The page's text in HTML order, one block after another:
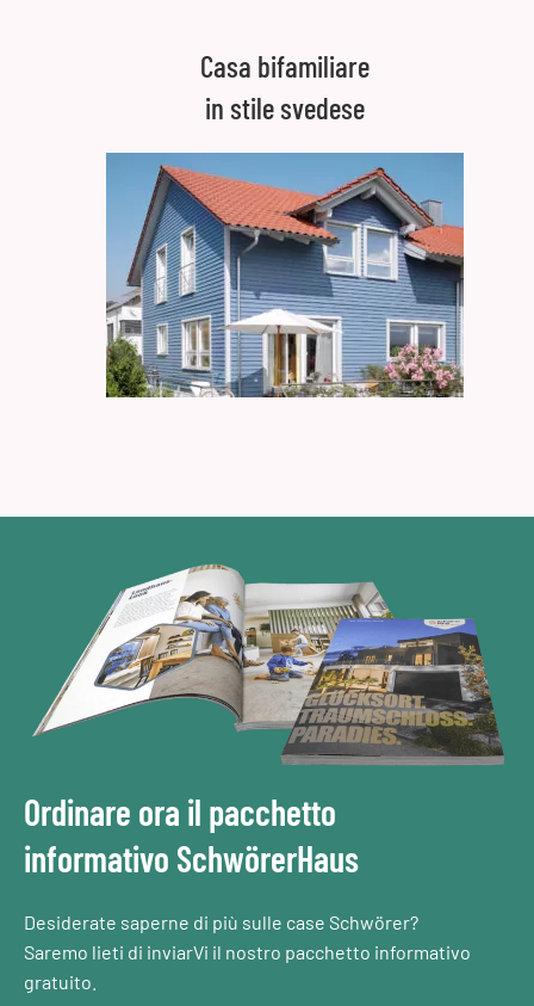
Casa bifamiliare
in stile svedese
Ordinare ora il pacchetto
informativo SchwörerHaus
Desiderate saperne di più sulle case Schwörer?
Saremo lieti di inviarVi il nostro pacchetto informativo
gratuito.